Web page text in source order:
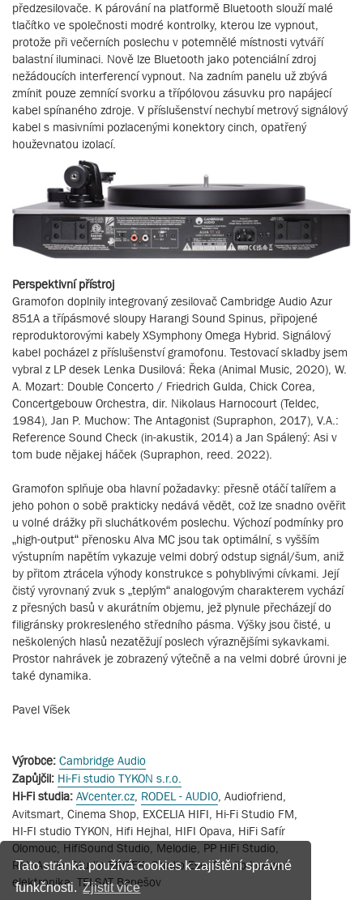
Tato stránka používá cookies k zajištění správné
funkčnosti.Zjistit více
předzesilovače. K párování na platformě Bluetooth slouží malé
tlačítko ve společnosti modré kontrolky, kterou lze vypnout,
protože při večerních poslechu v potemnělé místnosti vytváří
balastní iluminaci. Nově lze Bluetooth jako potenciální zdroj
nežádoucích interferencí vypnout. Na zadním panelu už zbývá
zmínit pouze zemnící svorku a třípólovou zásuvku pro napájecí
kabel spínaného zdroje. V příslušenství nechybí metrový signálový
kabel s masivními pozlacenými konektory cinch, opatřený
houževnatou izolací.
Perspektivní přístroj
Gramofon doplnily integrovaný zesilovač Cambridge Audio Azur
851A a třípásmové sloupy Harangi Sound Spinus, připojené
reproduktorovými kabely XSymphony Omega Hybrid. Signálový
kabel pocházel z příslušenství gramofonu. Testovací skladby jsem
vybral z LP desek Lenka Dusilová: Řeka (Animal Music, 2020), W.
A. Mozart: Double Concerto / Friedrich Gulda, Chick Corea,
Concertgebouw Orchestra, dir. Nikolaus Harnocourt (Teldec,
1984), Jan P. Muchow: The Antagonist (Supraphon, 2017), V.A.:
Reference Sound Check (in-akustik, 2014) a Jan Spálený: Asi v
tom bude nějakej háček (Supraphon, reed. 2022).
Gramofon splňuje oba hlavní požadavky: přesně otáčí talířem a
jeho pohon o sobě prakticky nedává vědět, což lze snadno ověřit
u volné drážky při sluchátkovém poslechu. Výchozí podmínky pro
„high-output“ přenosku Alva MC jsou tak optimální, s vyšším
výstupním napětím vykazuje velmi dobrý odstup signál/šum, aniž
by přitom ztrácela výhody konstrukce s pohyblivými cívkami. Její
čistý vyrovnaný zvuk s „teplým“ analogovým charakterem vychází
z přesných basů v akurátním objemu, jež plynule přecházejí do
filigránsky prokresleného středního pásma. Výšky jsou čisté, u
neškolených hlasů nezatěžují poslech výraznějšími sykavkami.
Prostor nahrávek je zobrazený výtečně a na velmi dobré úrovni je
také dynamika.
Pavel Víšek
Výrobce: Cambridge Audio
Zapůjčil: Hi-Fi studio TYKON s.r.o.
Hi-Fi studia: AVcenter.cz RODEL - AUDIO , Audiofriend,
Avitsmart, Cinema Shop, EXCELIA HIFI, Hi-Fi Studio FM,
HI-FI studio TYKON, Hifi Hejhal, HIFI Opava, HiFi Safír
Olomouc, HifiSound Studio, Melodie, PP HiFi Studio,
RothAudio, Studio BRITEK, Studio Eso, Studio Luxusní
elektronika, TELSAT Benešov